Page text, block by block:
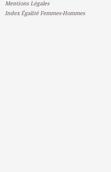
Mentions Légales
Index Égalité Femmes-Hommes